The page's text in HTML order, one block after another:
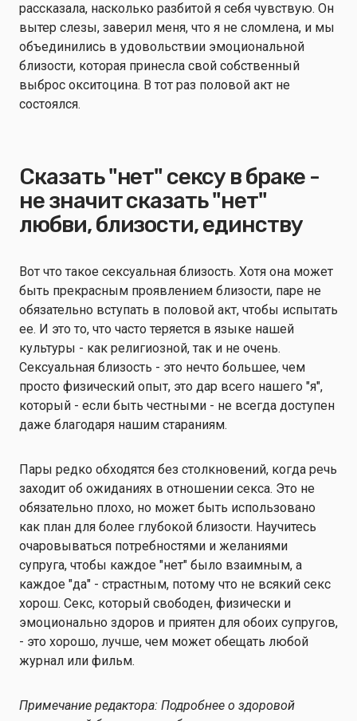
рассказала, насколько разбитой я себя чувствую. Он
вытер слезы, заверил меня, что я не сломлена, и мы
объединились в удовольствии эмоциональной
близости, которая принесла свой собственный
выброс окситоцина. В тот раз половой акт не
состоялся.
Сказать "нет" сексу в браке -
не значит сказать "нет"
любви, близости, единству
Вот что такое сексуальная близость. Хотя она может
быть прекрасным проявлением близости, паре не
обязательно вступать в половой акт, чтобы испытать
ее. И это то, что часто теряется в языке нашей
культуры - как религиозной, так и не очень.
Сексуальная близость - это нечто большее, чем
просто физический опыт, это дар всего нашего "я",
который - если быть честными - не всегда доступен
даже благодаря нашим стараниям.
Пары редко обходятся без столкновений, когда речь
заходит об ожиданиях в отношении секса. Это не
обязательно плохо, но может быть использовано
как план для более глубокой близости. Научитесь
очаровываться потребностями и желаниями
супруга, чтобы каждое "нет" было взаимным, а
каждое "да" - страстным, потому что не всякий секс
хорош. Секс, который свободен, физически и
эмоционально здоров и приятен для обоих супругов,
- это хорошо, лучше, чем может обещать любой
журнал или фильм.
Примечание редактора: Подробнее о здоровой